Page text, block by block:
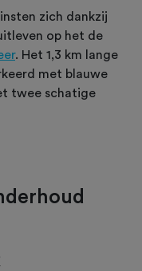
zich dankzij
op het de
. Het 1,3 km lange
met blauwe
twee schatige